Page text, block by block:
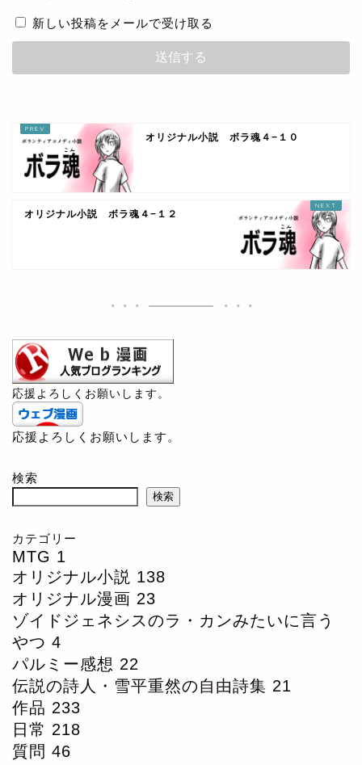
新しい投稿をメールで受け取る
オリジナル小説 ボラ魂４−１０
オリジナル小説 ボラ魂４−１２
応援よろしくお願いします。
応援よろしくお願いします。
検索
検索
カテゴリー
MTG 1
オリジナル小説 138
オリジナル漫画 23
ゾイドジェネシスのラ・カンみたいに言う
やつ 4
パルミー感想 22
伝説の詩人・雪平重然の自由詩集 21
作品 233
日常 218
質問 46